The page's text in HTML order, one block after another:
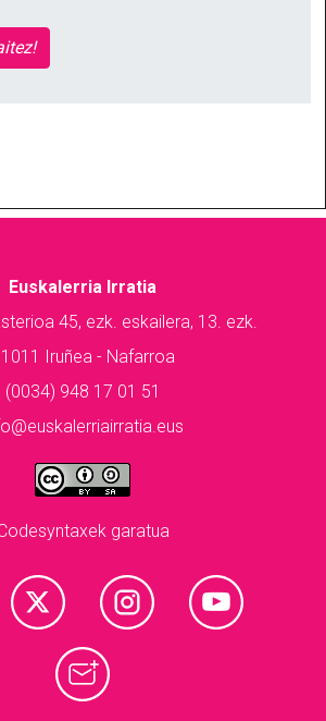
Euskalerria Irratia
45, ezk. eskailera, 13. ezk.
Iruñea - Nafarroa
(0034) 948 17 01 51
garatua